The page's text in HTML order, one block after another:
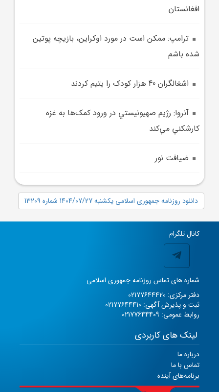
افغانستان
ترامپ: ممکن است در مورد اوکراين، بازيچه پوتين
شده باشم
اشغالگران 40 هزار کودک را يتيم کردند
آنروا: رژيم صهيونيستي در ورود کمک‌ها به غزه
کارشکني مي‌کند
ضيافت نور
دانلود روزنامه جمهوری اسلامی یکشنبه 1404/07/27 شماره 13209
کانال تلگرام
شماره های تماس روزنامه جمهوری اسلامی
دفتر مرکزی: 02177644420
ثبت و پذیرش آگهی: 02177644410
روابط عمومی: 02177644409
لینک های کاربردی
درباره ما
تماس با ما
برنامه‌های آینده